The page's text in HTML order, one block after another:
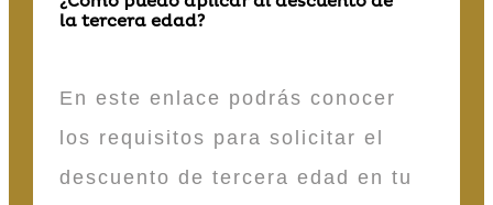
la tercera edad?
En este enlace podrás conocer
los requisitos para solicitar el
descuento de tercera edad en tu